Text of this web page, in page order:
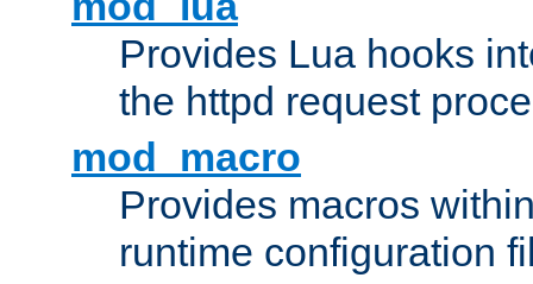
Provides Lua hooks
the httpd request
mod_macro
Provides macros
runtime configuration